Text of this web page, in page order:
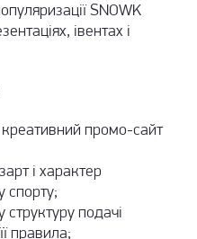
SNOWK
івентах і
креативний промо-сайт
і характер
спорту;
подачі
правила;